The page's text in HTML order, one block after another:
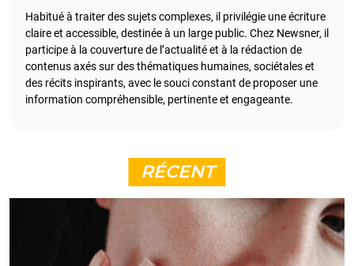
Habitué à traiter des sujets complexes, il privilégie une écriture
claire et accessible, destinée à un large public. Chez Newsner, il
participe à la couverture de l’actualité et à la rédaction de
contenus axés sur des thématiques humaines, sociétales et
des récits inspirants, avec le souci constant de proposer une
information compréhensible, pertinente et engageante.
RÉCENT